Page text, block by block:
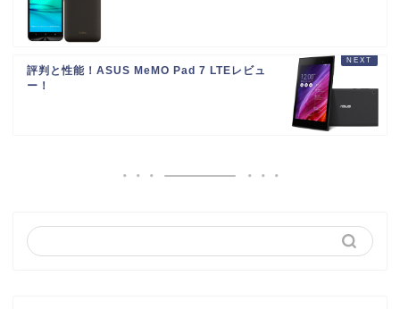
評判と性能！ASUS MeMO Pad 7 LTEレビュ
ー！